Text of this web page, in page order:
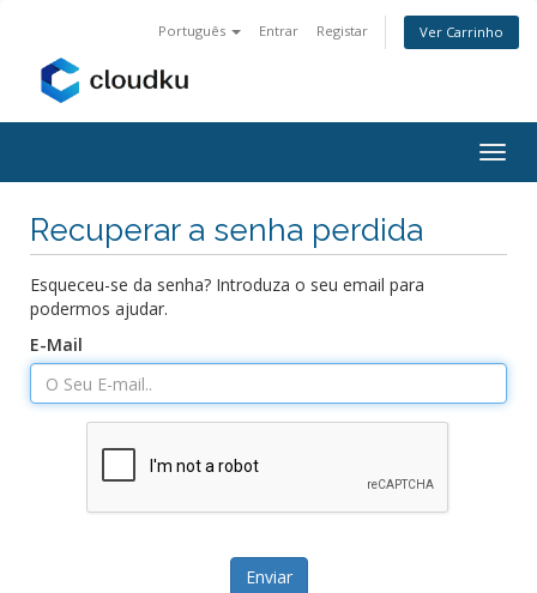
Português Entrar Registar Ver Carrinho
Recuperar a senha perdida
Esqueceu-se da senha? Introduza o seu email para
podermos ajudar.
E-Mail
Enviar